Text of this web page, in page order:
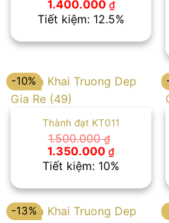
Giá
gốc
là:
1.400.000 ₫Giá
hiện
tại
1.400.000
Tiết kiệm: 12.5%
-10%
Thành đạt KT011
1.500.000₫
Giá
gốc
là:
1.350.000 ₫Giá
hiện
tại
1.350.000
Tiết kiệm: 10%
-13%